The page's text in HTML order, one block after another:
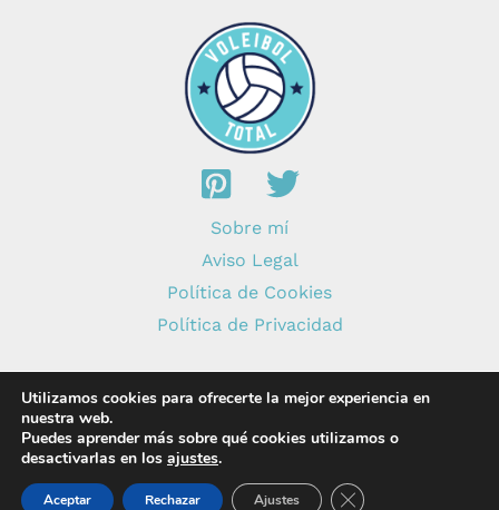
Sobre mí
Aviso Legal
Política de Cookies
Política de Privacidad
Copyright © 2026 Voleibol Total
Utilizamos cookies para ofrecerte la mejor experiencia en
nuestra web.
Puedes aprender más sobre qué cookies utilizamos o
desactivarlas en los ajustes.
Aceptar Rechazar Ajustes Cerrar el banner de